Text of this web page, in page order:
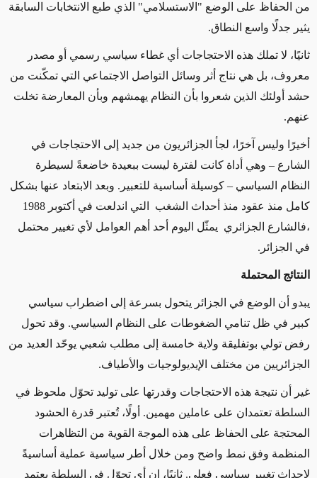
من الحفاظ على الوضع "الاستسلامي" الذي طبع الانتخابات السابقة
يثير جدلًا واسع النطاق.
ثانيًا، لا تملك هذه الاحتجاجات أي غطاء سياسي رسمي أو مصدر
معروف، بل هي نتاج أثر وسائل التواصل الاجتماعي التي تمكّنت من
حشد أولئك الذين شعروا بأن النظام يهمشهم وبأن المعارضة تخلت
عنهم.
أخيرًا وليس آخرًا، لجأ الجزائريون من جديد إلى الاحتجاجات في
الشارع – وهي أداة كانت لفترة ليست ببعيدة خاضعةً لسيطرة
النظام السياسي – كوسيلة أساسية للتعبير. وبعد الابتعاد عنها بشكل
،فالشارع الجزائري يمثّل اليوم أحد أهم العوامل لأي تغيير محتمل
في الجزائر.
النتائج المحتملة
يبدو أن الوضع في الجزائر يتحول بسرعة إلى اضطراب سياسي
كبير في ظل تنامي الضغوطات على النظام السياسي. وقد تحول
رفض تولي بوتفليقة ولاية خامسة إلى مطلب شعبي يوحّد العديد من
الجزائريين من مختلف الإيديولوجيات والأطياف.
غير أن نتيجة هذه الاحتجاجات وقدرتها على توليد تحوّل ملحوظ في
السلطة تعتمدان على عاملين مهمين. أولًا، تُعتبر قدرة الحشود
المحتجة على الحفاظ على هذه الموجة القوية من التظاهرات
المنظمة وفق نمط واضح ومن خلال أطر سياسية عملية أساسيةً
لإحداث تغيير سياسي فعلي. ثانيًا، إن أي تحوّل في السلطة يعتمد